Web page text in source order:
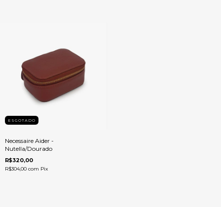
ESGOTADO
Necessaire Aider -
Nutella/Dourado
R$320,00
R$304,00 com Pix